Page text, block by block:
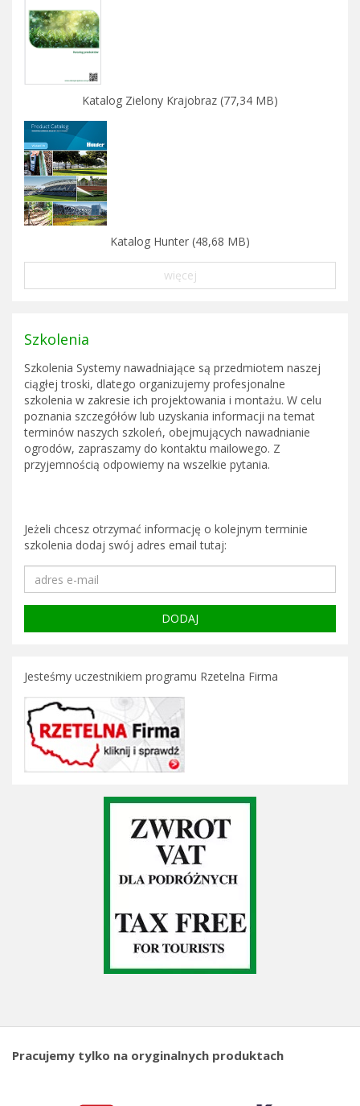
Katalog Zielony Krajobraz (77,34 MB)
Katalog Hunter (48,68 MB)
więcej
Szkolenia
Szkolenia Systemy nawadniające są przedmiotem naszej
ciągłej troski, dlatego organizujemy profesjonalne
szkolenia w zakresie ich projektowania i montażu. W celu
poznania szczegółów lub uzyskania informacji na temat
terminów naszych szkoleń, obejmujących nawadnianie
ogrodów, zapraszamy do kontaktu mailowego. Z
przyjemnością odpowiemy na wszelkie pytania.
Jeżeli chcesz otrzymać informację o kolejnym terminie
szkolenia dodaj swój adres email tutaj:
Jesteśmy uczestnikiem programu Rzetelna Firma
Pracujemy tylko na oryginalnych produktach